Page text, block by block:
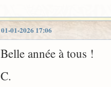
01-01-2026 17:06
Belle année à tous !
C.